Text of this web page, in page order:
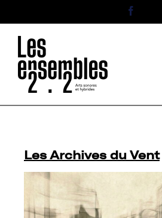
contenu
Les Archives du Vent